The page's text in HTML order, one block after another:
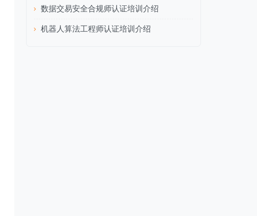
数据交易安全合规师认证培训介绍
机器人算法工程师认证培训介绍